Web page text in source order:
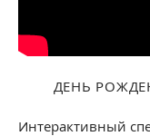
ДЕНЬ
Интерактивный